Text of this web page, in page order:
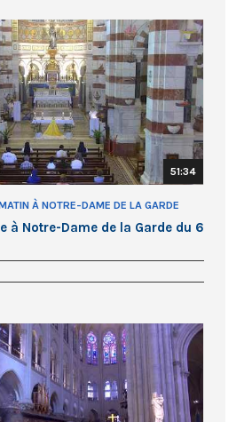
51:34
À NOTRE-DAME DE LA GARDE
à Notre-Dame de la Garde du 6